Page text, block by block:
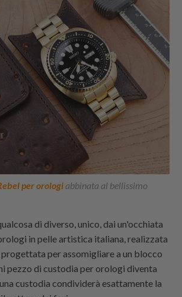
per orologiabbinata al bellissimo
di diverso, unico, dai un'occhiata
in pelle artistica italiana, realizzata
per assomigliare a un blocco
pezzo di custodia per orologi diventa
custodia condividerà esattamente la